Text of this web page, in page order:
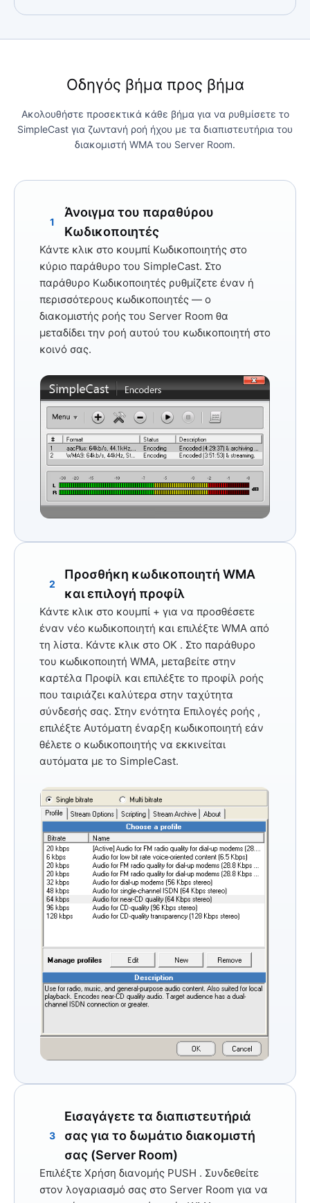
Οδηγός βήμα προς βήμα
Ακολουθήστε προσεκτικά κάθε βήμα για να ρυθμίσετε το
SimpleCast για ζωντανή ροή ήχου με τα διαπιστευτήρια του
διακομιστή WMA του Server Room.
1
Άνοιγμα του παραθύρου
Κωδικοποιητές
Κάντε κλικ στο κουμπί Κωδικοποιητής στο
κύριο παράθυρο του SimpleCast. Στο
παράθυρο Κωδικοποιητές ρυθμίζετε έναν ή
περισσότερους κωδικοποιητές — ο
διακομιστής ροής του Server Room θα
μεταδίδει την ροή αυτού του κωδικοποιητή στο
κοινό σας.
2
Προσθήκη κωδικοποιητή WMA
και επιλογή προφίλ
Κάντε κλικ στο κουμπί + για να προσθέσετε
έναν νέο κωδικοποιητή και επιλέξτε WMA από
τη λίστα. Κάντε κλικ στο OK . Στο παράθυρο
του κωδικοποιητή WMA, μεταβείτε στην
καρτέλα Προφίλ και επιλέξτε το προφίλ ροής
που ταιριάζει καλύτερα στην ταχύτητα
σύνδεσής σας. Στην ενότητα Επιλογές ροής ,
επιλέξτε Αυτόματη έναρξη κωδικοποιητή εάν
θέλετε ο κωδικοποιητής να εκκινείται
αυτόματα με το SimpleCast.
3
Εισαγάγετε τα διαπιστευτήριά
σας για το δωμάτιο διακομιστή
σας (Server Room)
Επιλέξτε Χρήση διανομής PUSH . Συνδεθείτε
στον λογαριασμό σας στο Server Room για να